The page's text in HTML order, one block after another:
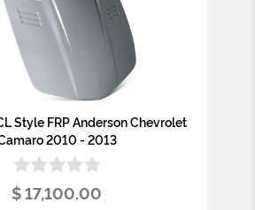
Style FRP Anderson Chevrolet
2010 - 2013
$ 17,100.00